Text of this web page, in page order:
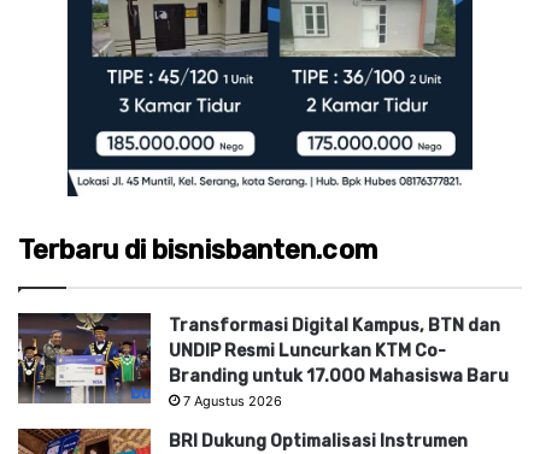
Terbaru di bisnisbanten.com
Transformasi Digital Kampus, BTN dan
UNDIP Resmi Luncurkan KTM Co-
Branding untuk 17.000 Mahasiswa Baru
7 Agustus 2026
BRI Dukung Optimalisasi Instrumen